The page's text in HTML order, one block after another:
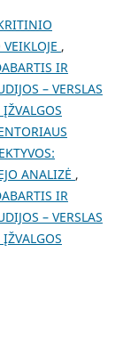
,
IR
– VERSLAS
ANALIZĖ ,
IR
– VERSLAS